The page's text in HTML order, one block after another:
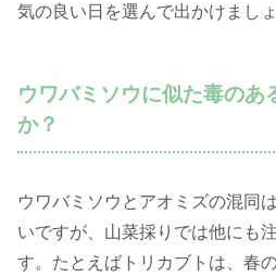
気の良い日を選んで出かけましょ
ウワバミソウに似た毒のあ
か？
ウワバミソウとアオミズの混同
いですが、山菜採りでは他にも
す。たとえばトリカブトは、春